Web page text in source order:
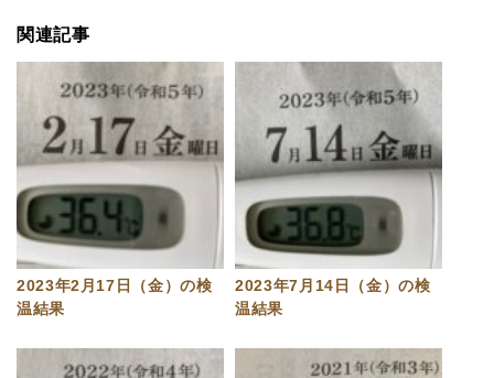
関連記事
2023年2月17日（金）の検
温結果
2023年7月14日（金）の検
温結果